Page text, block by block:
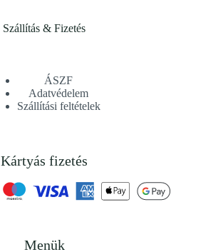
Szállítás & Fizetés
ÁSZF
Adatvédelem
Szállítási feltételek
Kártyás fizetés
Menük